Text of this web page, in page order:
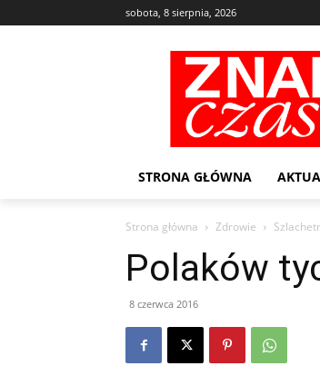
sobota, 8 sierpnia, 2026
STRONA GŁÓWNA
Strona główna Zdrowie
Polaków
8 czerwca 2016